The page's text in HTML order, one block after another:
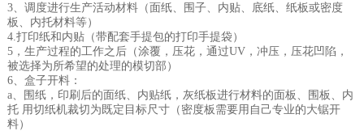
3、调度进行生产活动材料（面纸、围子、内贴、底纸、纸板或密度
板、内托材料等）
4.打印纸和内贴（带配套手提包的打印手提袋）
5，生产过程的工作之后（涂覆，压花，通过UV，冲压，压花凹陷，
被选择为所希望的处理的模切部）
6、盒子开料：
a、围纸，印刷后的面纸、内贴纸，灰纸板进行材料的面板、围板、内
托 用切纸机裁切为既定目标尺寸（密度板需要用自己专业的大锯开
料）